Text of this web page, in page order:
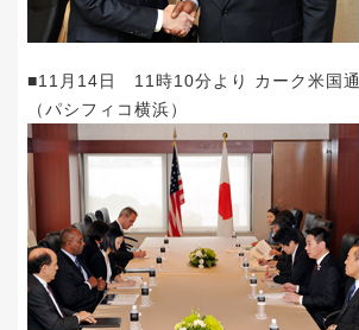
■11月14日 11時10分より カーク米国通
（パシフィコ横浜）